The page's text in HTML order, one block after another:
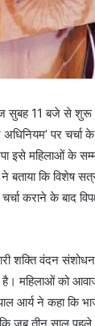
सुबह 11 बजे से
पर चर्चा
इसे महिलाओं के
कि विशेष
कराने के बाद
शक्ति वंदन
है। महिलाओं को
आर्य ने कहा कि